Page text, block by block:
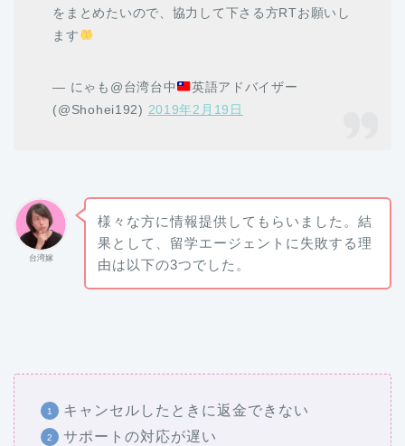
をまとめたいので、協力して下さる方RTお願いし
ます
— にゃも@台湾台中
英語アドバイザー
(@Shohei192) 2019年2月19日
台湾嫁
様々な方に情報提供してもらいました。結
果として、留学エージェントに失敗する理
由は以下の3つでした。
キャンセルしたときに返金できない
サポートの対応が遅い